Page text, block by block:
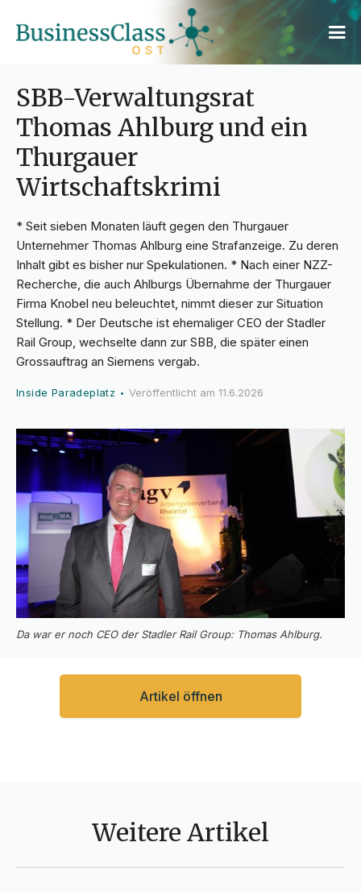
SBB-Verwaltungsrat
Thomas Ahlburg und ein
Thurgauer
Wirtschaftskrimi
* Seit sieben Monaten läuft gegen den Thurgauer
Unternehmer Thomas Ahlburg eine Strafanzeige. Zu deren
Inhalt gibt es bisher nur Spekulationen. * Nach einer NZZ-
Recherche, die auch Ahlburgs Übernahme der Thurgauer
Firma Knobel neu beleuchtet, nimmt dieser zur Situation
Stellung. * Der Deutsche ist ehemaliger CEO der Stadler
Rail Group, wechselte dann zur SBB, die später einen
Grossauftrag an Siemens vergab.
Inside Paradeplatz •Veröffentlicht am 11.6.2026
Da war er noch CEO der Stadler Rail Group: Thomas Ahlburg.
Artikel öffnen
Weitere Artikel